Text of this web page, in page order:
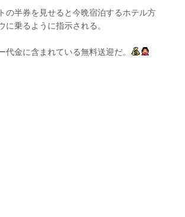
の半券を見せると今晩宿泊するホテル方
に乗るように指示される。
代金に含まれている無料送迎だ。